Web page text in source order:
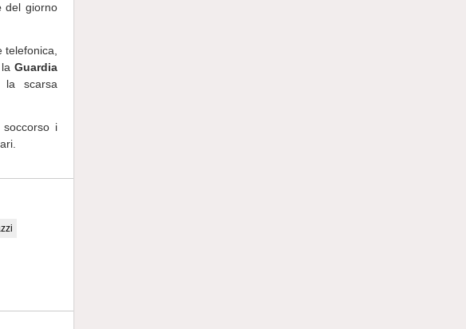
del giorno
laGuardia
la scarsa
soccorso i